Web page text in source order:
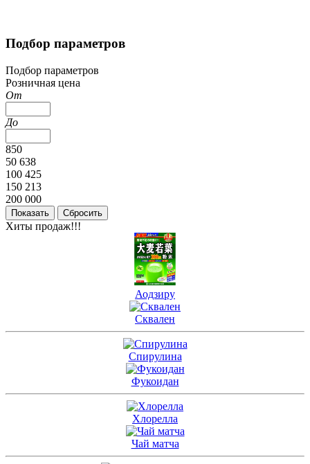
Подбор параметров
Подбор параметров
Розничная цена
От
До
850
50 638
100 425
150 213
200 000
Хиты продаж!!!
Аодзиру
Сквален
Спирулина
Фукоидан
Хлорелла
Чай матча